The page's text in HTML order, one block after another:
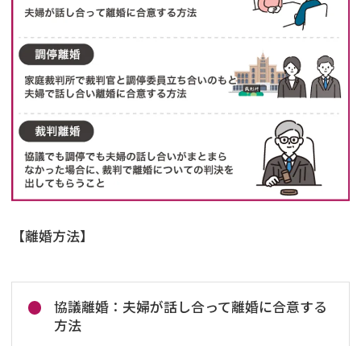
【離婚方法】
協議離婚：夫婦が話し合って離婚に合意する
方法